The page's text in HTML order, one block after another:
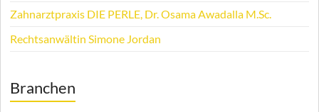
Zahnarztpraxis DIE PERLE, Dr. Osama Awadalla M.Sc.
Rechtsanwältin Simone Jordan
Branchen